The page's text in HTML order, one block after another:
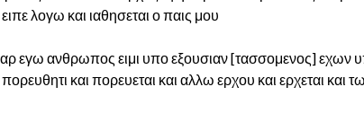
λογω και ιαθησεται ο παις μου
εγω ανθρωπος ειμι υπο εξουσιαν [τασσομενος] εχων
και πορευεται και αλλω ερχου και ερχεται και